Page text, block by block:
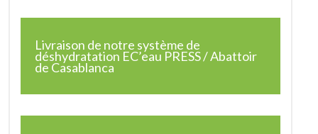
Livraison de notre système de
déshydratation EC’eau PRESS / Abattoir
de Casablanca